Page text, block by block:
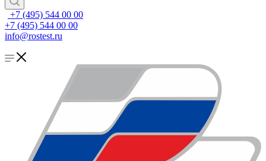
+7 (495) 544 00 00
+7 (495) 544 00 00
info@rostest.ru